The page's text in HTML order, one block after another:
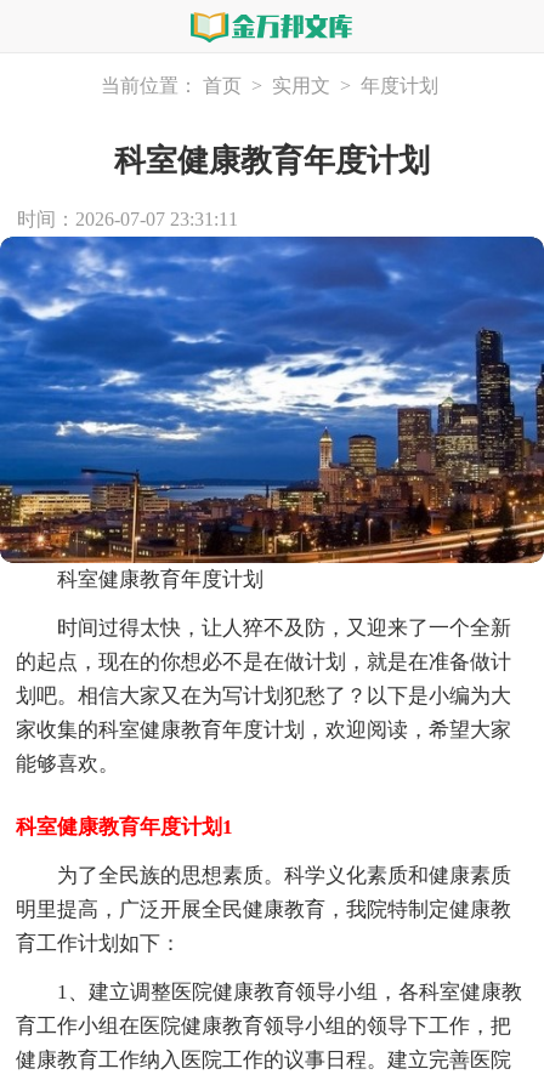
当前位置： 首页 > 实用文 > 年度计划
科室健康教育年度计划
时间：2026-07-07 23:31:11
科室健康教育年度计划
时间过得太快，让人猝不及防，又迎来了一个全新
的起点，现在的你想必不是在做计划，就是在准备做计
划吧。相信大家又在为写计划犯愁了？以下是小编为大
家收集的科室健康教育年度计划，欢迎阅读，希望大家
能够喜欢。
科室健康教育年度计划1
为了全民族的思想素质。科学义化素质和健康素质
明里提高，广泛开展全民健康教育，我院特制定健康教
育工作计划如下：
1、建立调整医院健康教育领导小组，各科室健康教
育工作小组在医院健康教育领导小组的领导下工作，把
健康教育工作纳入医院工作的议事日程。建立完善医院